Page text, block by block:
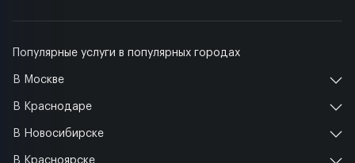
Популярные услуги в популярных городах
В Москве
В Краснодаре
В Новосибирске
В Красноярске